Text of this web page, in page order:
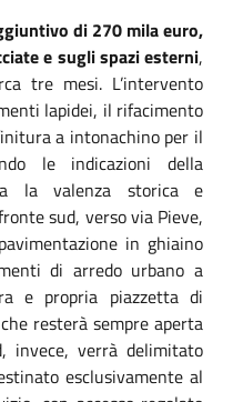
di 270 mila euro,
e sugli spazi esterni,
tre mesi. L’intervento
lapidei, il rifacimento
a intonachino per il
le indicazioni della
la valenza storica e
sud, verso via Pieve,
in ghiaino
di arredo urbano a
e propria piazzetta di
resterà sempre aperta
invece, verrà delimitato
esclusivamente al